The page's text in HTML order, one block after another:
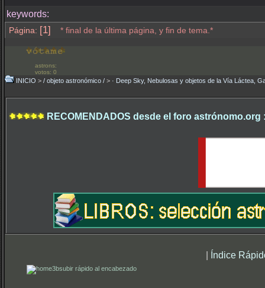
keywords:
Página: [1] * final de la última página, y fin de tema.*
astrons:
votos: 0
INICIO > / objeto astronómico / > · Deep Sky, Nebulosas y objetos de la Vía Láctea,
RECOMENDADOS desde el foro astrónomo.org
| Índice
subir rápido al encabezado